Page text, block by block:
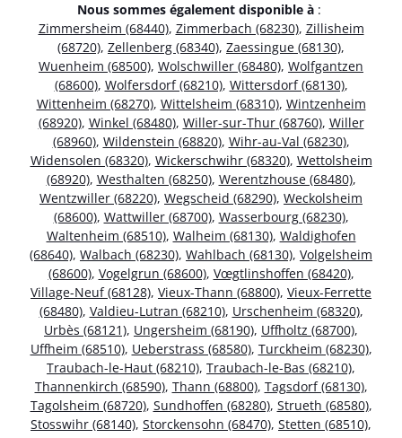
Nous sommes également disponible à :
Zimmersheim (68440), Zimmerbach (68230), Zillisheim
(68720), Zellenberg (68340), Zaessingue (68130),
Wuenheim (68500), Wolschwiller (68480), Wolfgantzen
(68600), Wolfersdorf (68210), Wittersdorf (68130),
Wittenheim (68270), Wittelsheim (68310), Wintzenheim
(68920), Winkel (68480), Willer-sur-Thur (68760), Willer
(68960), Wildenstein (68820), Wihr-au-Val (68230),
Widensolen (68320), Wickerschwihr (68320), Wettolsheim
(68920), Westhalten (68250), Werentzhouse (68480),
Wentzwiller (68220), Wegscheid (68290), Weckolsheim
(68600), Wattwiller (68700), Wasserbourg (68230),
Waltenheim (68510), Walheim (68130), Waldighofen
(68640), Walbach (68230), Wahlbach (68130), Volgelsheim
(68600), Vogelgrun (68600), Vœgtlinshoffen (68420),
Village-Neuf (68128), Vieux-Thann (68800), Vieux-Ferrette
(68480), Valdieu-Lutran (68210), Urschenheim (68320),
Urbès (68121), Ungersheim (68190), Uffholtz (68700),
Uffheim (68510), Ueberstrass (68580), Turckheim (68230),
Traubach-le-Haut (68210), Traubach-le-Bas (68210),
Thannenkirch (68590), Thann (68800), Tagsdorf (68130),
Tagolsheim (68720), Sundhoffen (68280), Strueth (68580),
Stosswihr (68140), Storckensohn (68470), Stetten (68510),